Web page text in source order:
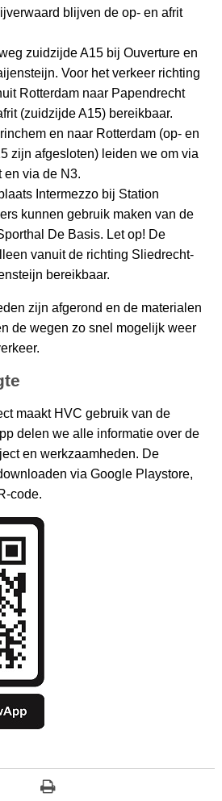
blijven de op- en afrit
zuidzijde A15 bij Ouverture en
Voor het verkeer richting
Rotterdam naar Papendrecht
(zuidzijde A15) bereikbaar.
en naar Rotterdam (op- en
zijn afgesloten) leiden we om via
en via de N3.
Intermezzo bij Station
kunnen gebruik maken van de
De Basis. Let op! De
vanuit de richting Sliedrecht-
bereikbaar.
zijn afgerond en de materialen
de wegen zo snel mogelijk weer
maakt HVC gebruik van de
delen we alle informatie over de
en werkzaamheden. De
via Google Playstore,
code.